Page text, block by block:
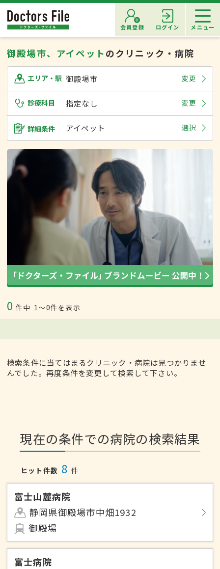
会員登録 ログイン メニュー
御殿場市、アイペットのクリニック・病院
エリア・駅 御殿場市 変更
診療科目 指定なし 変更
詳細条件 アイペット 選択
0 件中 1〜0件を表示
検索条件に当てはまるクリニック・病院は見つかりませ
んでした。再度条件を変更して検索して下さい。
現在の条件での病院の検索結果
ヒット件数 8 件
富士山麓病院
静岡県御殿場市中畑1932
御殿場
富士病院